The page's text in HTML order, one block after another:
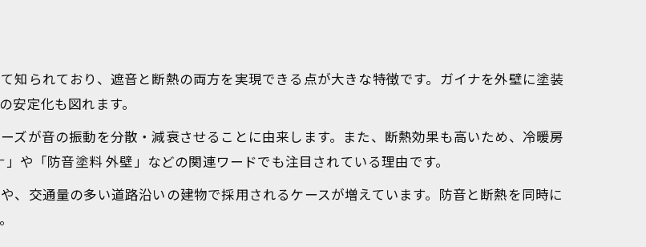
知られており、遮音と断熱の両方を実現できる点が大きな特徴です。ガイナを外壁に塗装
定化も図れます。
ズが音の振動を分散・減衰させることに由来します。また、断熱効果も高いため、冷暖房
や「防音塗料 外壁」などの関連ワードでも注目されている理由です。
、交通量の多い道路沿いの建物で採用されるケースが増えています。防音と断熱を同時に